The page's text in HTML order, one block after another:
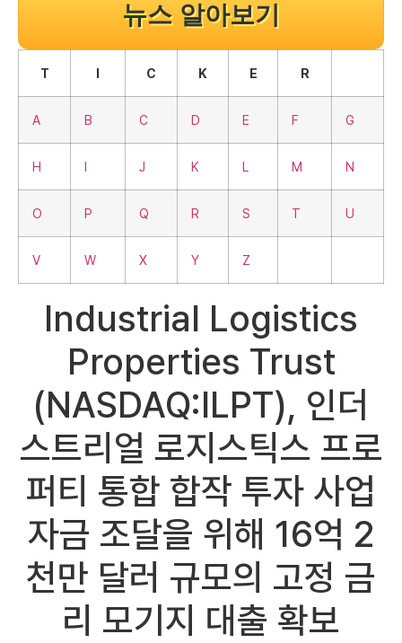
뉴스 알아보기
T I C K E R
A B C D E F G
H I J K L M N
O P Q R S T U
V W X Y Z
Industrial Logistics
Properties Trust
(NASDAQ:ILPT), 인더
스트리얼 로지스틱스 프로
퍼티 통합 합작 투자 사업
자금 조달을 위해 16억 2
천만 달러 규모의 고정 금
리 모기지 대출 확보